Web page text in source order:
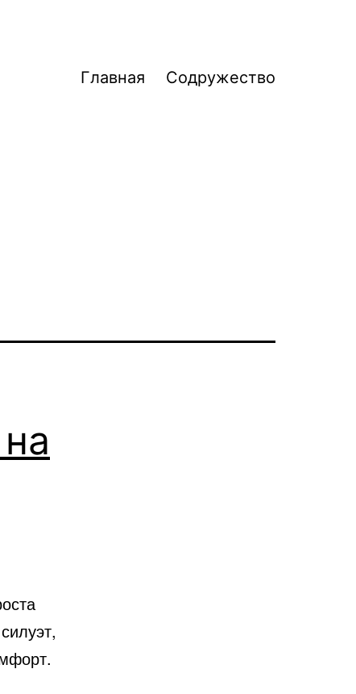
Главная Содружество